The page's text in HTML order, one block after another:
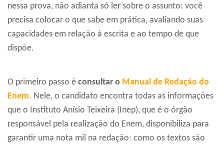
nessa prova, não adianta só ler sobre o assunto: você
precisa colocar o que sabe em prática, avaliando suas
capacidades em relação à escrita e ao tempo de que
dispõe.
O primeiro passo é consultar o Manual de Redação do
Enem. Nele, o candidato encontra todas as informações
que o Instituto Anísio Teixeira (Inep), que é o órgão
responsável pela realização do Enem, disponibiliza para
garantir uma nota mil na redação: como os textos são